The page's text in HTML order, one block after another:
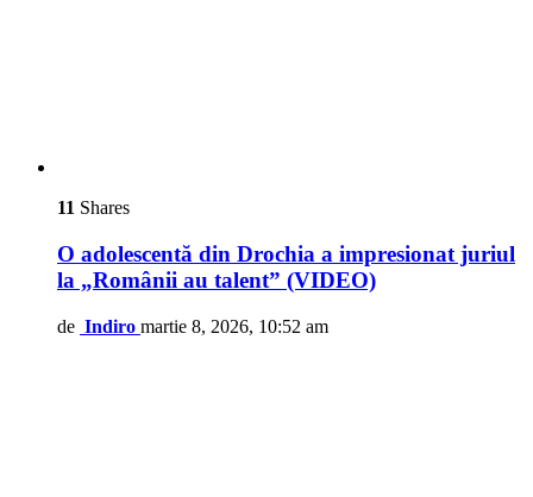
11 Shares
O adolescentă din Drochia a impresionat juriul
la „Românii au talent” (VIDEO)
de Indiro martie 8, 2026, 10:52 am